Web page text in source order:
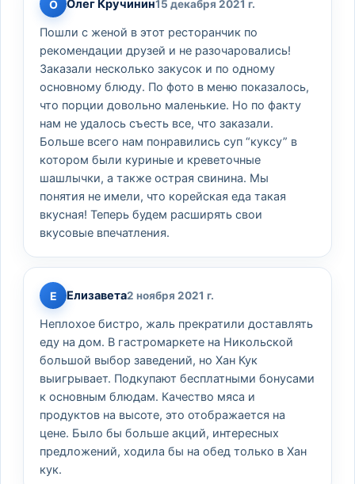
О Олег Кручинин15 декабря 2021 г.
Пошли с женой в этот ресторанчик по
рекомендации друзей и не разочаровались!
Заказали несколько закусок и по одному
основному блюду. По фото в меню показалось,
что порции довольно маленькие. Но по факту
нам не удалось съесть все, что заказали.
Больше всего нам понравились суп “куксу” в
котором были куриные и креветочные
шашлычки, а также острая свинина. Мы
понятия не имели, что корейская еда такая
вкусная! Теперь будем расширять свои
вкусовые впечатления.
Е Елизавета2 ноября 2021 г.
Неплохое бистро, жаль прекратили доставлять
еду на дом. В гастромаркете на Никольской
большой выбор заведений, но Хан Кук
выигрывает. Подкупают бесплатными бонусами
к основным блюдам. Качество мяса и
продуктов на высоте, это отображается на
цене. Было бы больше акций, интересных
предложений, ходила бы на обед только в Хан
кук.